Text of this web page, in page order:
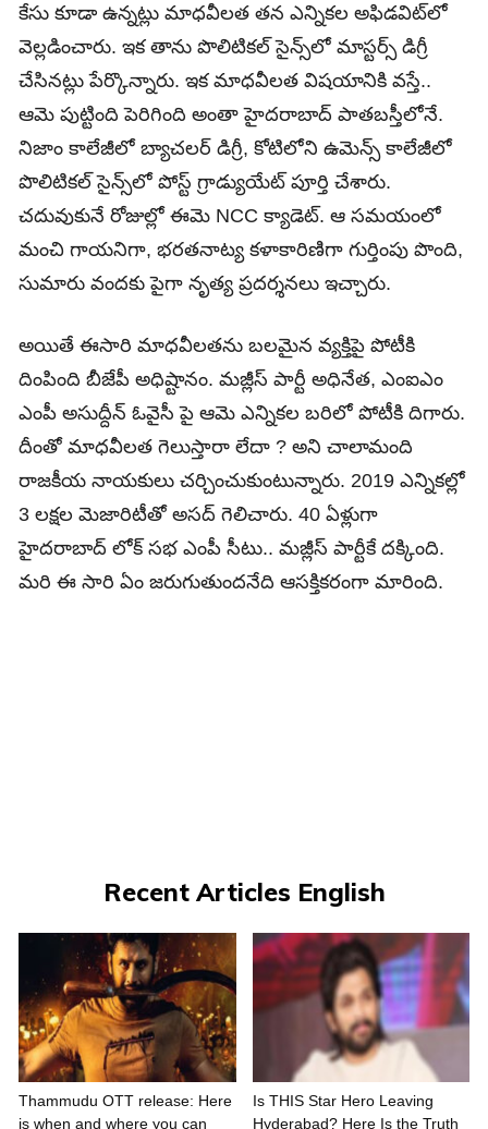
కేసు కూడా ఉన్నట్లు మాధవీలత తన ఎన్నికల అఫిడవిట్‌లో
వెల్లడించారు. ఇక తాను పొలిటికల్‌ సైన్స్‌లో మాస్టర్స్‌ డిగ్రీ
చేసినట్లు పేర్కొన్నారు. ఇక మాధవీలత విషయానికి వస్తే..
ఆమె పుట్టింది పెరిగింది అంతా హైదరాబాద్ పాతబస్తీలోనే.
నిజాం కాలేజీలో బ్యాచలర్ డిగ్రీ, కోటిలోని ఉమెన్స్ కాలేజీలో
పొలిటికల్ సైన్స్‌లో పోస్ట్ గ్రాడ్యుయేట్ పూర్తి చేశారు.
చదువుకునే రోజుల్లో ఈమె NCC క్యాడెట్. ఆ సమయంలో
మంచి గాయనిగా, భరతనాట్య కళాకారిణిగా గుర్తింపు పొంది,
సుమారు వందకు పైగా నృత్య ప్ర‌ద‌ర్శ‌న‌లు ఇచ్చారు.
అయితే ఈసారి మాధవీలతను బలమైన వ్యక్తిపై పోటీకి
దింపింది బీజేపీ అధిష్టానం. మజ్లీస్ పార్టీ అధినేత, ఎంఐఎం
ఎంపీ అసుద్దీన్ ఓవైసీ పై ఆమె ఎన్నికల బరిలో పోటీకి దిగారు.
దీంతో మాధవీలత గెలుస్తారా లేదా ? అని చాలామంది
రాజకీయ నాయకులు చర్చించుకుంటున్నారు. 2019 ఎన్నికల్లో
3 లక్షల మెజారిటీతో అసద్ గెలిచారు. 40 ఏళ్లుగా
హైదరాబాద్ లోక్ సభ ఎంపీ సీటు.. మజ్లీస్ పార్టీకే దక్కింది.
మరి ఈ సారి ఏం జరుగుతుందనేది ఆసక్తికరంగా మారింది.
Recent Articles English
Thammudu OTT release: Here
is when and where you can
Is THIS Star Hero Leaving
Hyderabad? Here Is the Truth